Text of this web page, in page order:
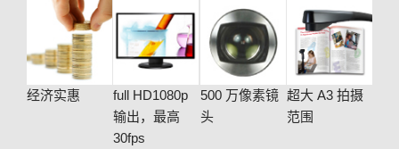
经济实惠
full HD1080p
输出，最高
30fps
500 万像素镜
头
超大 A3 拍摄
范围